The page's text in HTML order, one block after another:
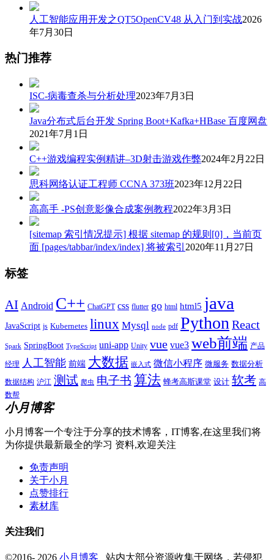
人工智能应用开发之QT5OpenCV48 从入门到实战2026
年7月30日
热门推荐
ISC-病毒查杀与分析处理2023年7月3日
Java分布式后台开发 Spring Boot+Kafka+HBase 百度网盘
2021年7月1日
C++游戏编程实例精讲–3D射击游戏作弊2024年2月22日
思科网络认证工程师 CCNA 373班2023年12月22日
高高手 -PS创意影像合成案例教程2022年3月3日
[sitemap 索引情况提示] 根据 sitemap 的规则[0]，当前页
面 [pages/tabbar/index/index] 将被索引 2020年11月27日
标签
AI Android C++ ChatGPT css flutter go html html5 java
JavaScript js Kubernetes linux Mysql node pdf Python React
Spark SpringBoot TypeScript uni-app Unity vue vue3 web前端 产品
经理 人工智能 前端 大数据 嵌入式 微信小程序 微服务 数据分析
数据结构 沪江 测试 爬虫 电子书 算法 蜂考高斯课堂 设计 软考 高
数帮
小月博客
小月博客一个专注于分享的技术博客，IT博客,在这里我们将
为你提供最新最全的学习 资料,欢迎关注
免责声明
关于小月
点赞排行
素材库
关注我们
©2016- 2026 小月博客 站内大部分资源收集于网络，若侵犯